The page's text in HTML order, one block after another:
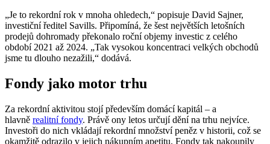
„Je to rekordní rok v mnoha ohledech,“ popisuje David Sajner,
investiční ředitel Savills. Připomíná, že šest největších letošních
prodejů dohromady překonalo roční objemy investic z celého
období 2021 až 2024. „Tak vysokou koncentraci velkých obchodů
jsme tu dlouho nezažili,“ dodává.
Fondy jako motor trhu
Za rekordní aktivitou stojí především domácí kapitál – a
hlavně realitní fondy. Právě ony letos určují dění na trhu nejvíce.
Investoři do nich vkládají rekordní množství peněz v historii, což se
okamžitě odrazilo v jejich nákupním apetitu. Fondy tak nakoupily